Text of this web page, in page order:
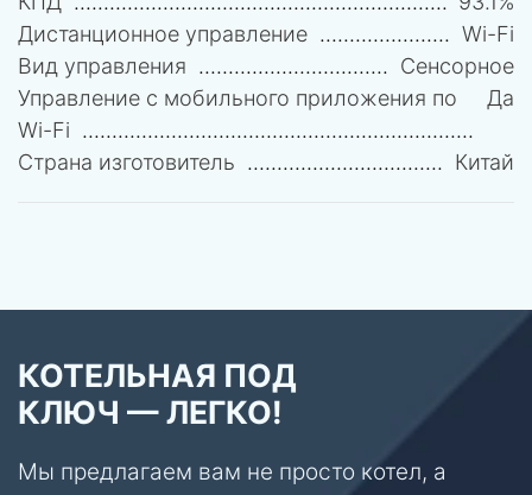
Дистанционное управление
Wi-Fi
Вид управления
Сенсорное
Управление c мобильного приложения по
Wi-Fi
Да
Страна изготовитель Китай
КОТЕЛЬНАЯ ПОД
КЛЮЧ — ЛЕГКО!
Мы предлагаем вам не просто котел, а